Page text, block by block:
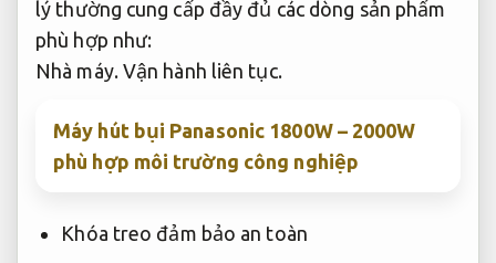
lý thường cung cấp đầy đủ các dòng sản phẩm
phù hợp như:
Nhà máy. Vận hành liên tục.
Máy hút bụi Panasonic 1800W – 2000W
phù hợp môi trường công nghiệp
Khóa treo đảm bảo an toàn